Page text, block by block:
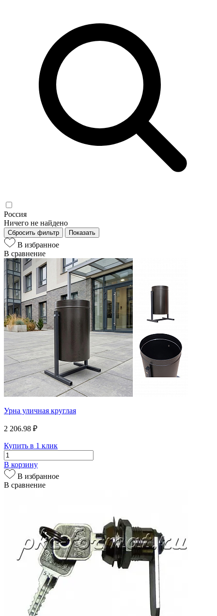
Россия
Ничего не найдено
Сбросить фильтр Показать
В избранное
В сравнение
Урна уличная круглая
2 206.98 ₽
Купить в 1 клик
В корзину
В избранное
В сравнение